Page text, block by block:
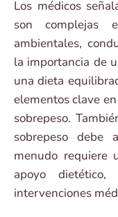
Los médicos
son complejas
ambientales,
la importancia de
una dieta
elementos clave
sobrepeso.
sobrepeso debe
menudo requiere
apoyo
intervenciones